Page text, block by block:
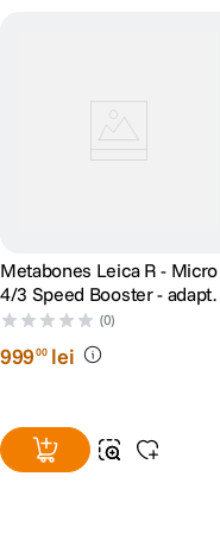
Metabones Leica R - Micro
4/3 Speed Booster -
de la Leica R la Micro 4/3
(0)
99900 lei